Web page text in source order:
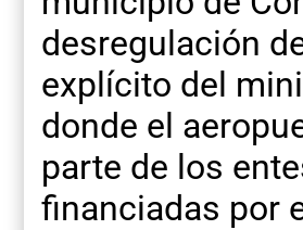
desregulación
explícito del
donde el
parte de los
financiadas por